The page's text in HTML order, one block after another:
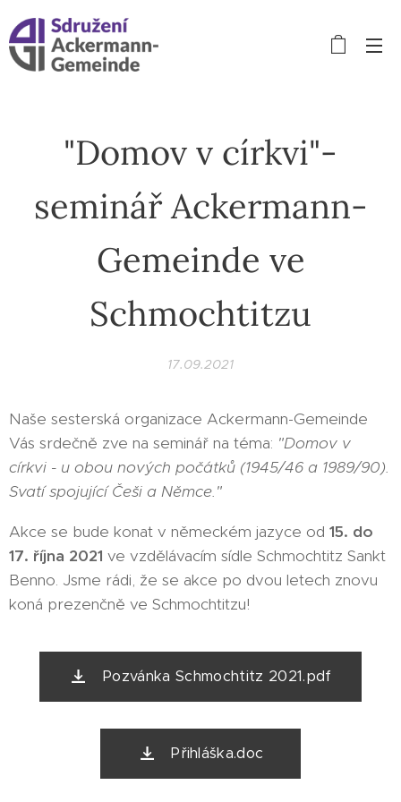
"Domov v církvi"-
seminář Ackermann-
Gemeinde ve
Schmochtitzu
17.09.2021
Naše sesterská organizace Ackermann-Gemeinde
Vás srdečně zve na seminář na téma: "Domov v
církvi - u obou nových počátků (1945/46 a 1989/90).
Svatí spojující Češi a Němce."
Akce se bude konat v německém jazyce od 15. do
17. října 2021 ve vzdělávacím sídle Schmochtitz Sankt
Benno. Jsme rádi, že se akce po dvou letech znovu
koná prezenčně ve Schmochtitzu!
Pozvánka Schmochtitz 2021.pdf
Přihláška.doc